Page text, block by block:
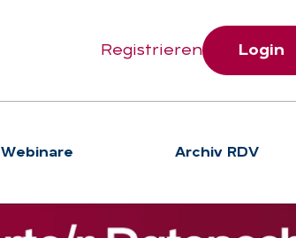
Registrieren Login
We­bi­na­re Archiv RDV